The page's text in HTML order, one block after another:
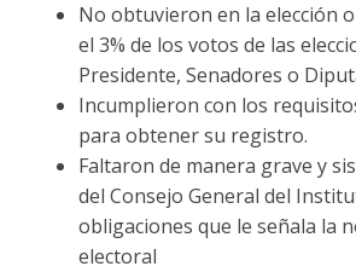
No obtuvieron en la elección
el 3% de los votos de las
Presidente, Senadores o
Incumplieron con los
para obtener su registro.
Faltaron de manera grave y
del Consejo General del
obligaciones que le señala la
electoral